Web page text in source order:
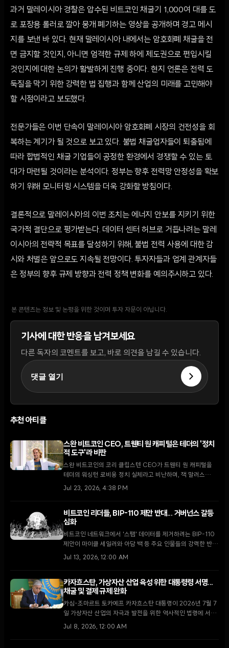
과거 말레이시아 경찰은 압수된 비트코인 채굴기 1,000여 대를 도
로 포장용 롤러로 깔아 뭉개 폐기하는 영상을 공개하며 경고 메시
지를 보낸 바 있다. 현재 말레이시아 내에서는 암호화폐 채굴을 전
면 금지할 것인지, 아니면 엄격한 규제 하에 제도권으로 편입시킬
것인지에 대한 논의가 활발하게 진행 중이다. 현지 언론은 전력 도
둑질을 막기 위한 강력한 법 집행과 함께 산업의 미래를 고민해야
할 시점이라고 보도했다.
전문가들은 이번 단속이 말레이시아 암호화폐 시장의 건전성을 회
복하는 계기가 될 것으로 보고 있다. 불법 채굴업자들이 퇴출됨에
따라 합법적인 채굴 기업들이 공정한 환경에서 경쟁할 수 있는 토
대가 마련될 것이라는 분석이다. 정부는 향후 전력망 안정성을 확보
하기 위해 모니터링 시스템을 더욱 강화할 방침이다.
결론적으로 말레이시아의 이번 조치는 에너지 안보를 지키기 위한
국가적 결단으로 평가받는다. 데이터 센터 허브로 거듭나려는 말레
이시아의 전략적 목표를 달성하기 위해, 불법 전력 사용에 대한 감
시와 처벌은 앞으로도 지속될 전망이다. 투자자들과 업계 관계자들
은 정부의 향후 규제 방향과 전력 정책 변화를 예의주시하고 있다.
본 콘텐츠는 정보 및 논평을 위한 것이며 투자 자문이 아닙니다.
기사에 대한 반응을 남겨보세요
다른 독자의 코멘트를 보고, 바로 의견을 남길 수 있습니다.
댓글 열기
추천 아티클
스완 비트코인 CEO, 트웬티 원 캐피털은 테더의 '정치
적 도구'라 비판
스완 비트코인의 코리 클립스텐 CEO가 트웬티 원 캐피털을
테더의 워싱턴 로비용 정치 실체라고 비난하며, 잭 말러스
CEO의 역할이 '의례적'에 불과하다고 주장했다.
Jul 23, 2026, 4:38 PM
비트코인 리더들, BIP-110 제안 반대... 거버넌스 갈등
심화
비트코인 네트워크에서 '스팸' 데이터를 제거하려는 BIP-110
제안이 마이클 세일러와 아담 백 등 주요 인물들의 강력한 반대
에 직면했다. 8월 강제 신호 마감일이 다가오고 있으나 채굴자
Jul 13, 2026, 12:00 AM
카자흐스탄, 가상자산 산업 육성 위한 대통령령 서명...
채굴 및 결제 규제 완화
카심-조마르트 토카예프 카자흐스탄 대통령이 2026년 7월 7
일 가상자산 산업의 자극과 발전을 위한 역사적인 법령에 서명
했다. 이번 조치는 가스 기반 전력 공급 우선순위 배정, 규제권
Jul 8, 2026, 12:00 AM